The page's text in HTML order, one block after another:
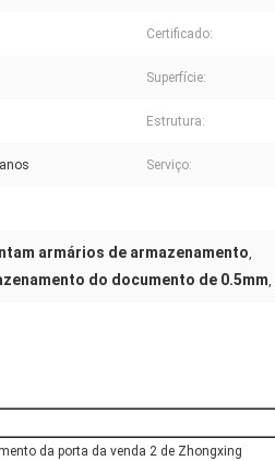
Certificado:
Superfície:
Estrutura:
Serviço:
armários de armazenamento,
do documento de 0.5mm,
da porta da venda 2 de Zhongxing